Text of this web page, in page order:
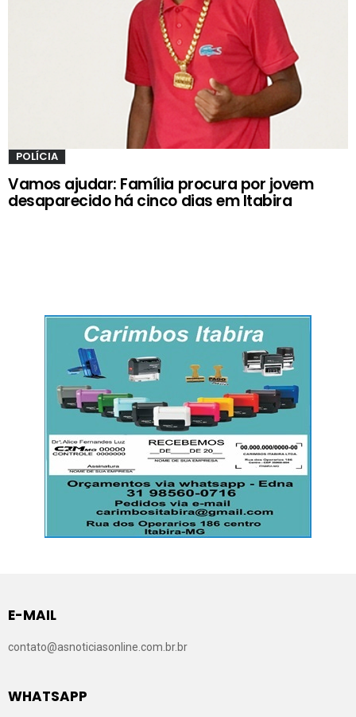
POLÍCIA
Vamos ajudar: Família procura por jovem
desaparecido há cinco dias em Itabira
E-MAIL
contato@asnoticiasonline.com.br.br
WHATSAPP